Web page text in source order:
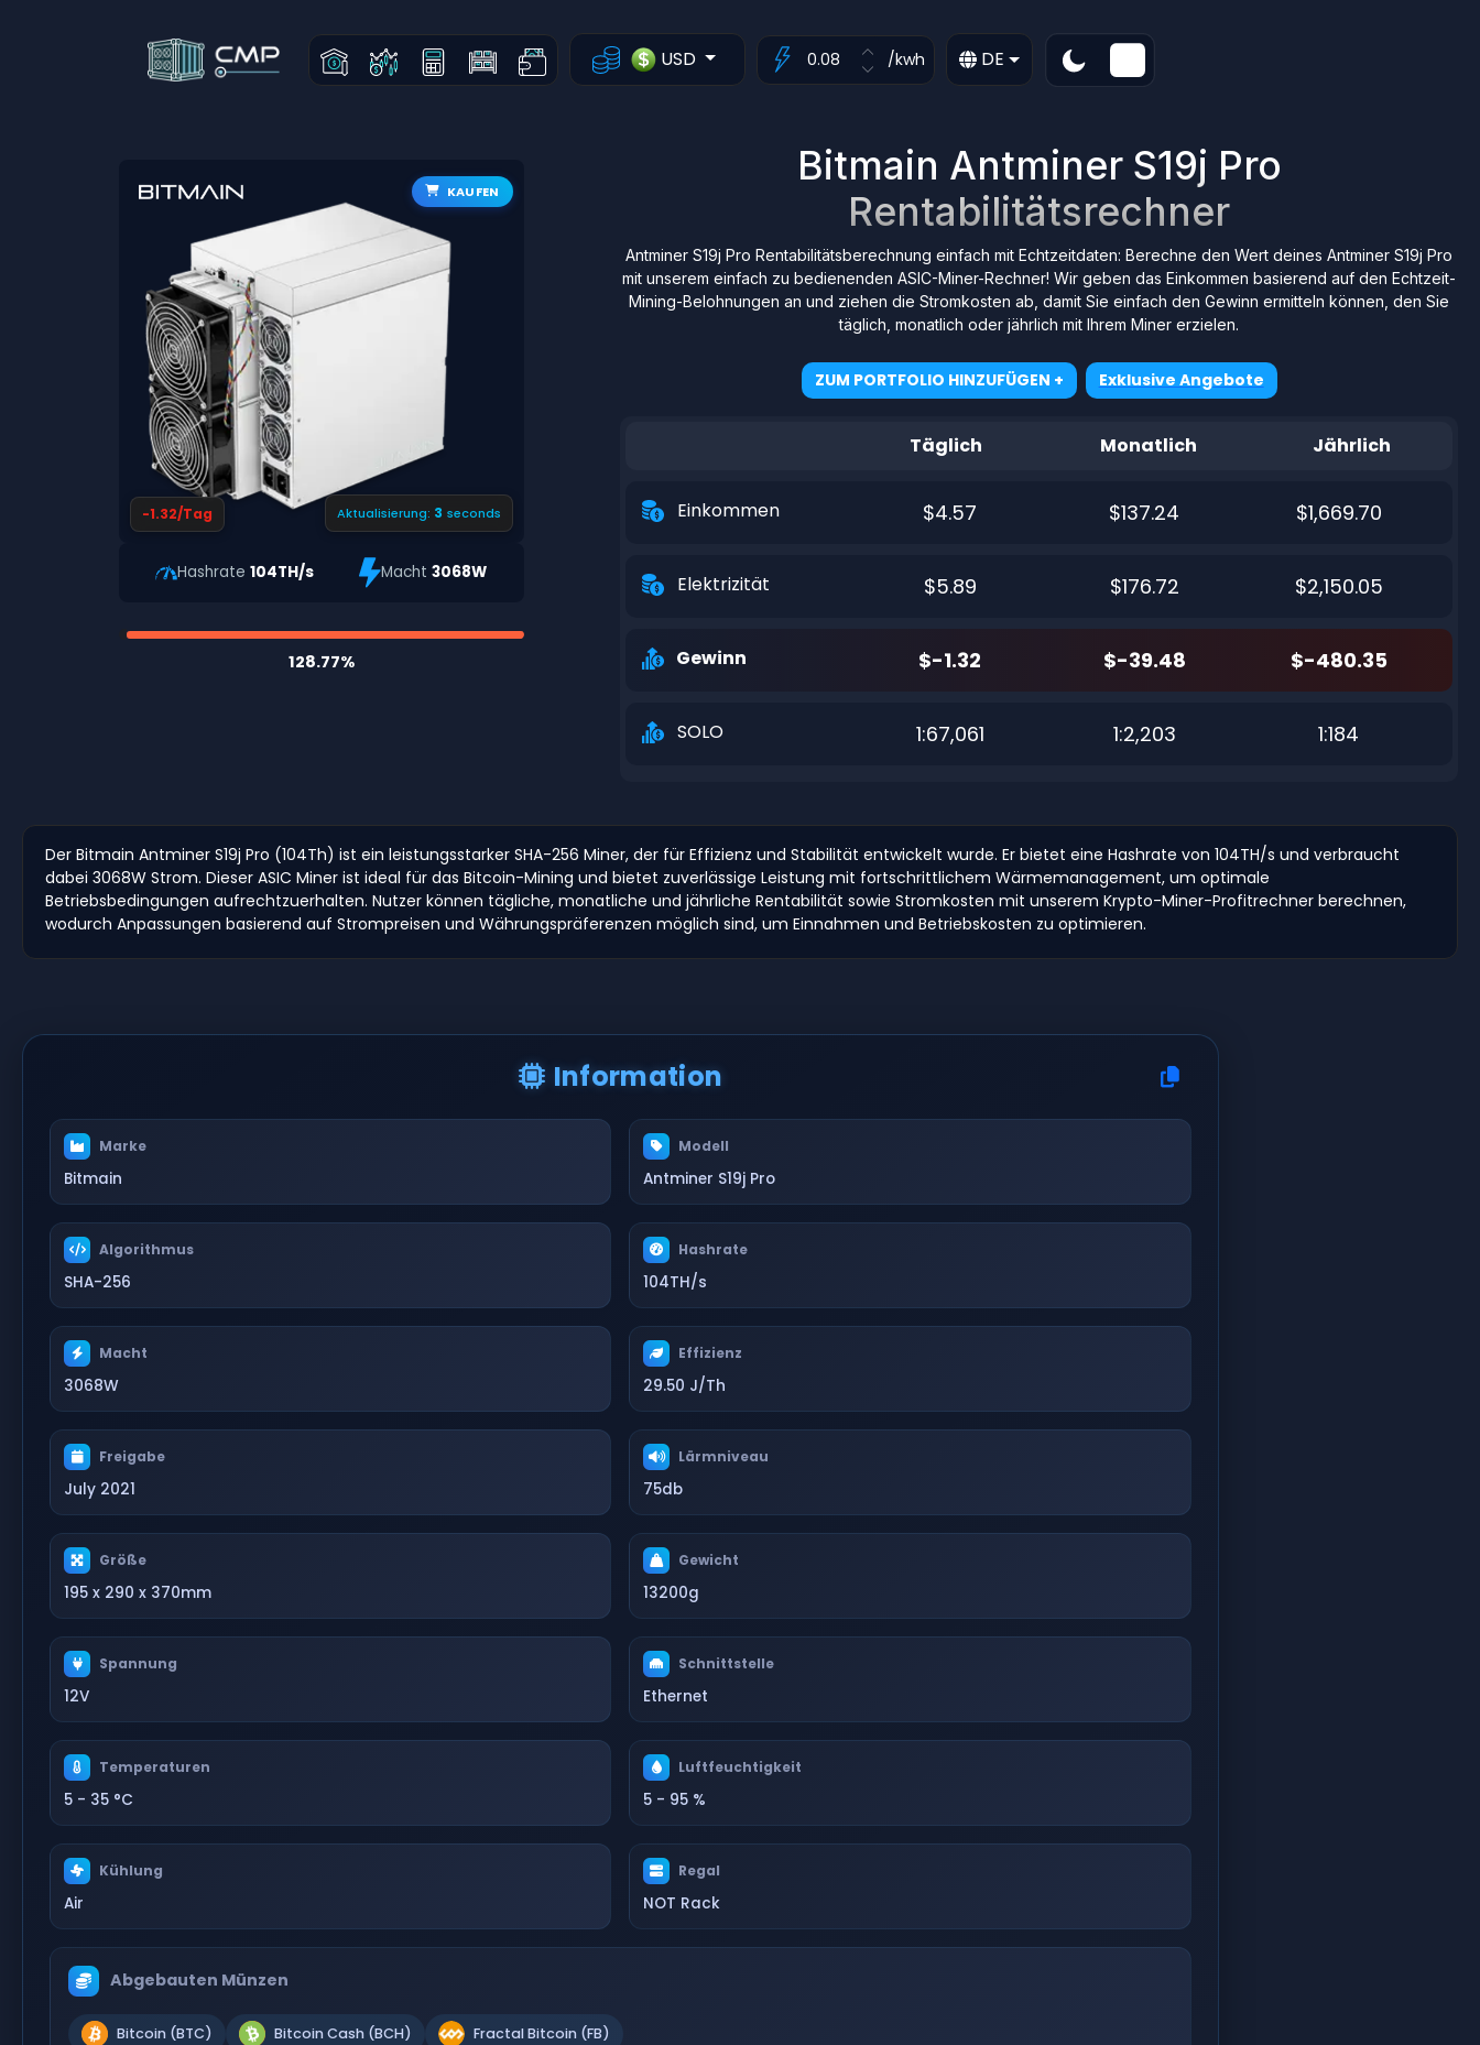
USD /kwh DE
KAUFEN
-1.32/Tag Aktualisierung: 2 seconds
Hashrate104TH/s Macht3068W
128.77%
Bitmain Antminer S19j Pro
Rentabilitätsrechner
Antminer S19j Pro Rentabilitätsberechnung einfach mit Echtzeitdaten: Berechne den Wert deines Antminer S19j Pro
mit unserem einfach zu bedienenden ASIC-Miner-Rechner! Wir geben das Einkommen basierend auf den Echtzeit-
Mining-Belohnungen an und ziehen die Stromkosten ab, damit Sie einfach den Gewinn ermitteln können, den Sie
täglich, monatlich oder jährlich mit Ihrem Miner erzielen.
ZUM PORTFOLIO HINZUFÜGEN + Exklusive Angebote
Täglich Monatlich Jährlich
Einkommen $4.57 $137.24 $1,669.70
Elektrizität $5.89 $176.72 $2,150.05
Gewinn $-1.32 $-39.48 $-480.35
SOLO 1:67,061 1:2,203 1:184
Der Bitmain Antminer S19j Pro (104Th) ist ein leistungsstarker SHA-256 Miner, der für Effizienz und Stabilität entwickelt wurde. Er bietet eine Hashrate von 104TH/s und verbraucht
dabei 3068W Strom. Dieser ASIC Miner ist ideal für das Bitcoin-Mining und bietet zuverlässige Leistung mit fortschrittlichem Wärmemanagement, um optimale
Betriebsbedingungen aufrechtzuerhalten. Nutzer können tägliche, monatliche und jährliche Rentabilität sowie Stromkosten mit unserem Krypto-Miner-Profitrechner berechnen,
wodurch Anpassungen basierend auf Strompreisen und Währungspräferenzen möglich sind, um Einnahmen und Betriebskosten zu optimieren.
Information
Marke
Bitmain
Modell
Antminer S19j Pro
Algorithmus
SHA-256
Hashrate
104TH/s
Macht
3068W
Effizienz
29.50 J/Th
Freigabe
July 2021
Lärmniveau
75db
Größe
195 x 290 x 370mm
Gewicht
13200g
Spannung
12V
Schnittstelle
Ethernet
Temperaturen
5 - 35 °C
Luftfeuchtigkeit
5 - 95 %
Kühlung
Air
Regal
NOT Rack
Abgebauten Münzen
Bitcoin (BTC) Bitcoin Cash (BCH) Fractal Bitcoin (FB)